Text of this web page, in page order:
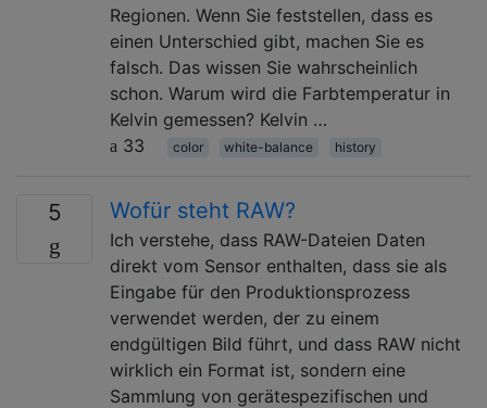
Regionen. Wenn Sie feststellen, dass es
einen Unterschied gibt, machen Sie es
falsch. Das wissen Sie wahrscheinlich
schon. Warum wird die Farbtemperatur in
Kelvin gemessen? Kelvin …
33
color white-balance history
5 Wofür steht RAW?
Ich verstehe, dass RAW-Dateien Daten
direkt vom Sensor enthalten, dass sie als
Eingabe für den Produktionsprozess
verwendet werden, der zu einem
endgültigen Bild führt, und dass RAW nicht
wirklich ein Format ist, sondern eine
Sammlung von gerätespezifischen und